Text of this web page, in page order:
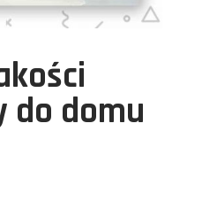
domu